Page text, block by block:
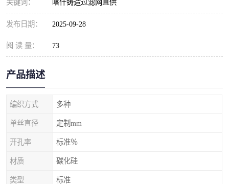
关键词： 喀什铸造过滤网直供
发布日期： 2025-09-28
阅 读 量： 73
产品描述
编织方式 多种
单丝直径 定制mm
开孔率 标准％
材质 碳化硅
类型 标准